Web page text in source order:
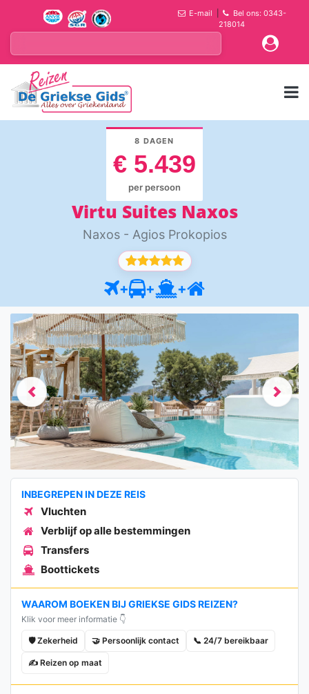
E-mail
Bel ons: 0343-
218014
8 DAGEN
€ 5.439
per persoon
Virtu Suites Naxos
Naxos - Agios Prokopios
+ + +
Previous Next
INBEGREPEN IN DEZE REIS
Vluchten
Verblijf op alle bestemmingen
Transfers
Boottickets
WAAROM BOEKEN BIJ GRIEKSE GIDS REIZEN?
Klik voor meer informatie 👇
🛡️ Zekerheid 🤝 Persoonlijk contact 📞 24/7 bereikbaar
✍️ Reizen op maat